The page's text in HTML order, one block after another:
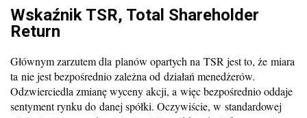
Wskaźnik TSR, Total Shareholder
Return
Głównym zarzutem dla planów opartych na TSR jest to, że miara
ta nie jest bezpośrednio zależna od działań menedżerów.
Odzwierciedla zmianę wyceny akcji, a więc bezpośrednio oddaje
sentyment rynku do danej spółki. Oczywiście, w standardowej